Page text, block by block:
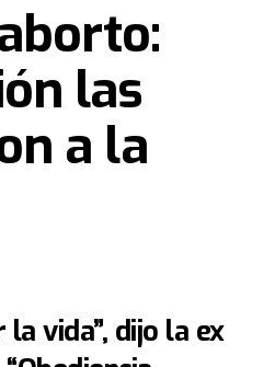
las
a la
vida”, dijo la ex